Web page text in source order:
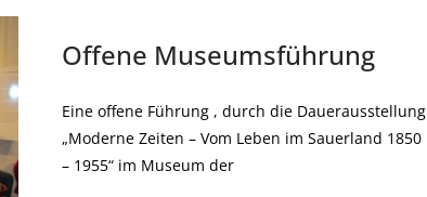
Offene Museumsführung
Eine offene Führung , durch die Dauerausstellung
„Moderne Zeiten – Vom Leben im Sauerland 1850
– 1955“ im Museum der